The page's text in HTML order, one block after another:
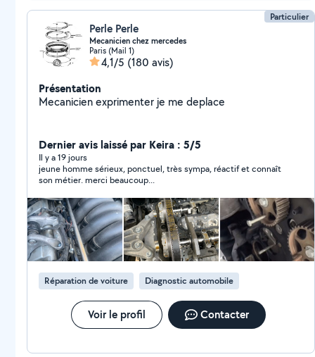
Particulier
Perle Perle
Mecanicien chez mercedes
Paris (Mail 1)
4,1/5 (180 avis)
Présentation
Mecanicien exprimenter je me deplace
Dernier avis laissé par Keira : 5/5
Il y a 19 jours
jeune homme sérieux, ponctuel, très sympa, réactif et connaît
son métier. merci beaucoup...
Réparation de voiture Diagnostic automobile
Voir le profil Contacter